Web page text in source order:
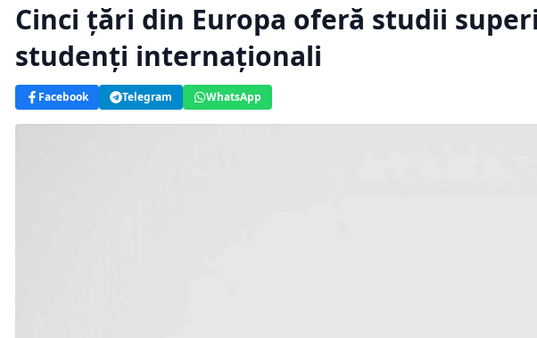
Cinci ţări din Europa oferă studii
studenţi internaţionali
Facebook Telegram WhatsApp